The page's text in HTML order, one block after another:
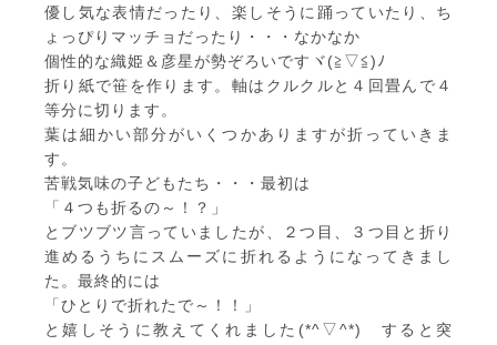
優し気な表情だったり、楽しそうに踊っていたり、ち
ょっぴりマッチョだったり・・・なかなか
個性的な織姫＆彦星が勢ぞろいですヾ(≧▽≦)ﾉ
折り紙で笹を作ります。軸はクルクルと４回畳んで４
等分に切ります。
葉は細かい部分がいくつかありますが折っていきま
す。
苦戦気味の子どもたち・・・最初は
「４つも折るの～！？」
とブツブツ言っていましたが、２つ目、３つ目と折り
進めるうちにスムーズに折れるようになってきまし
た。最終的には
「ひとりで折れたで～！！」
と嬉しそうに教えてくれました(*^▽^*) すると突